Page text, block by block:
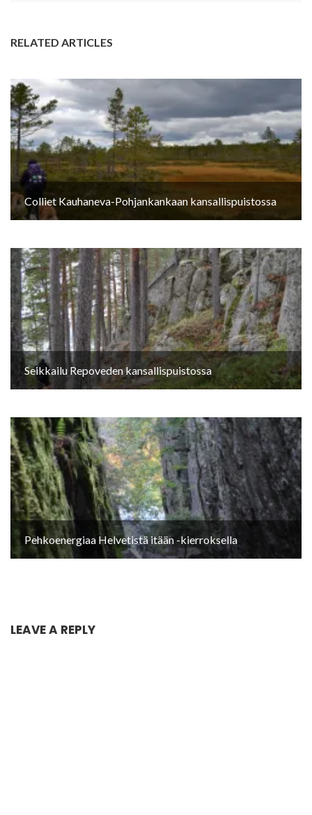
RELATED ARTICLES
Colliet Kauhaneva-Pohjankankaan kansallispuistossa
Seikkailu Repoveden kansallispuistossa
Pehkoenergiaa Helvetistä itään -kierroksella
LEAVE A REPLY